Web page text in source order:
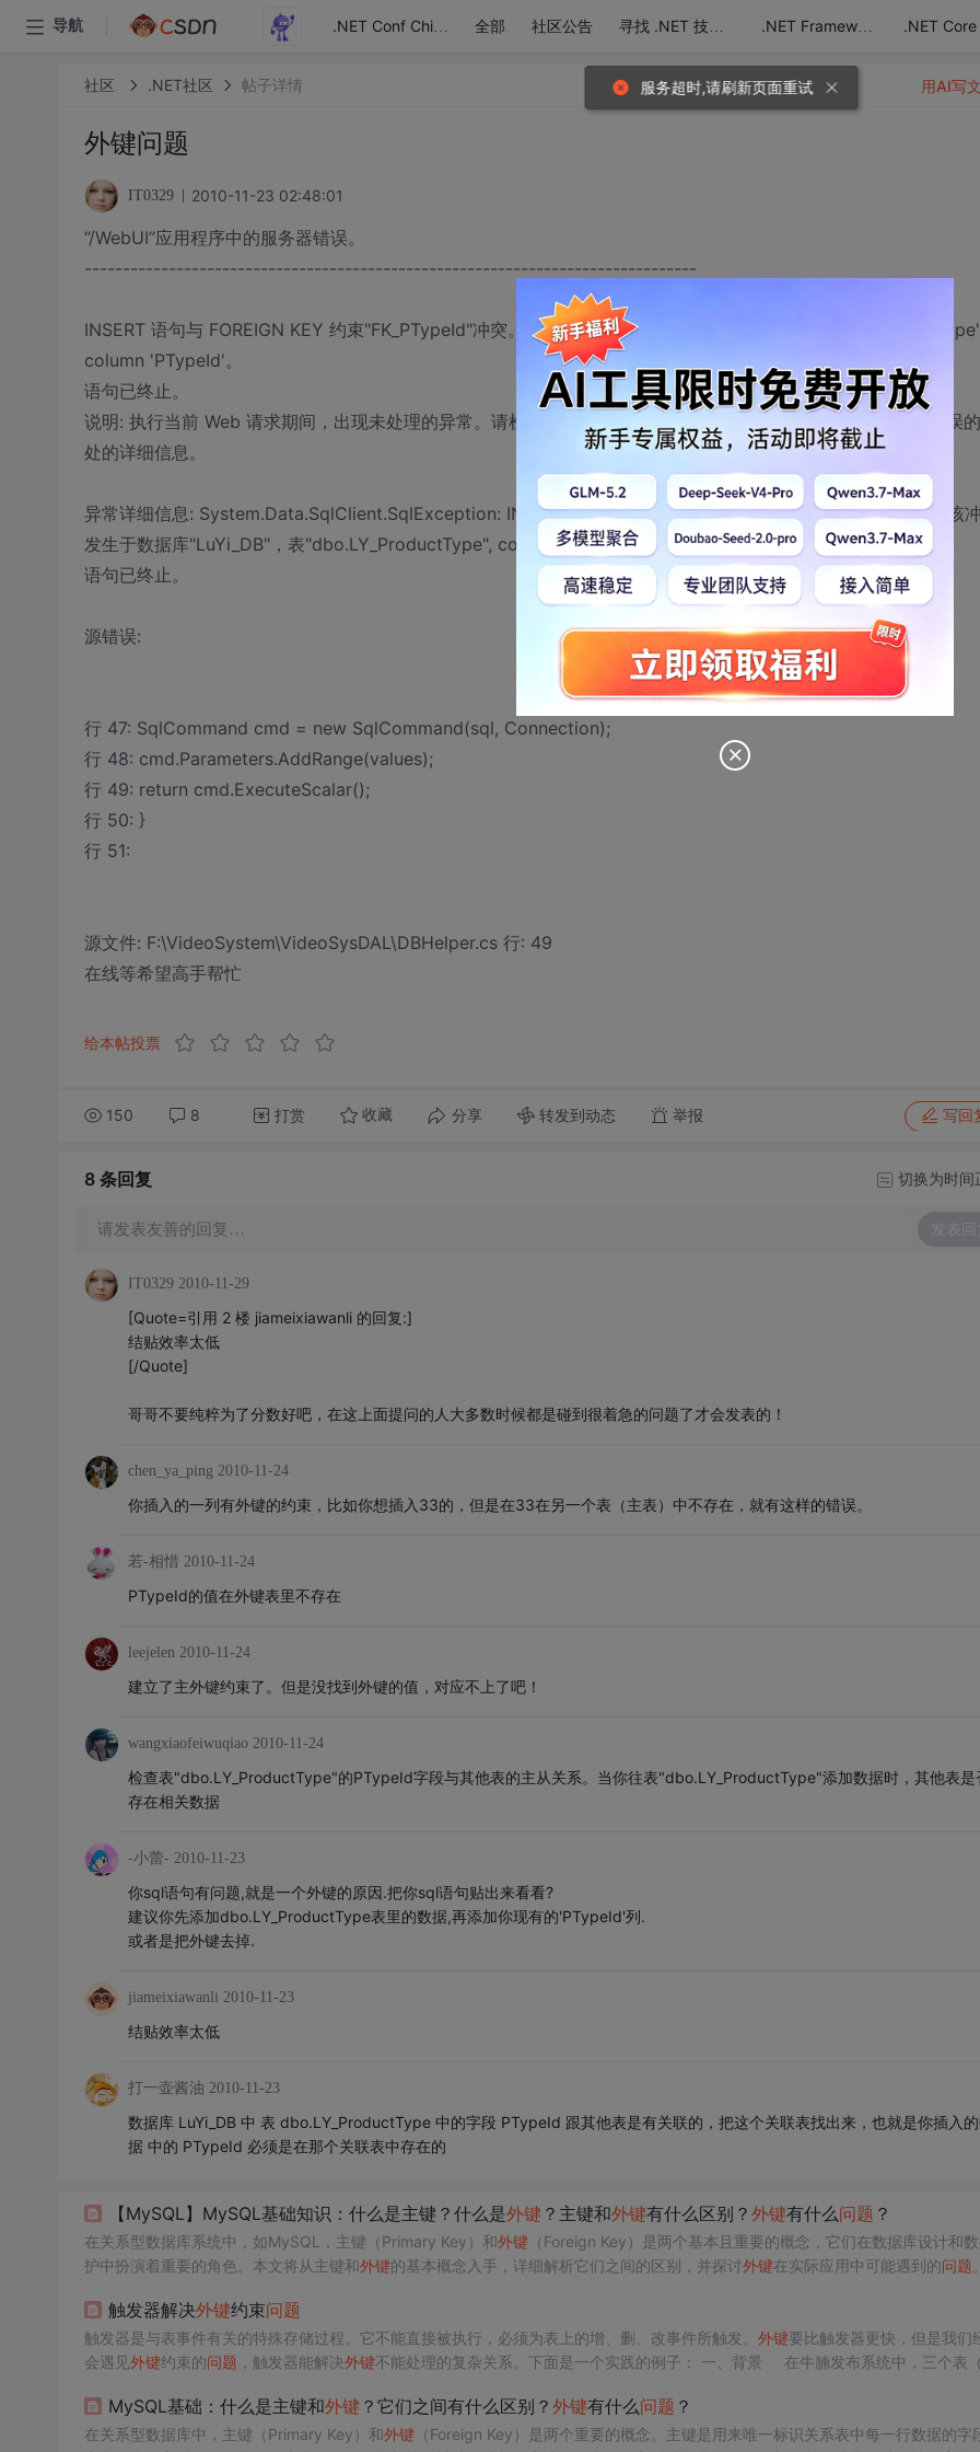
导航 .NET Conf China 全部 社区公告 寻找 .NET 技术达人 .NET Framework .NET Core
社区 .NET社区 帖子详情
外键问题
IT0329 2010-11-23 02:48:01
“/WebUI”应用程序中的服务器错误。
--------------------------------------------------------------------------------
INSERT 语句与 FOREIGN KEY 约束"FK_PTypeId"冲突。该冲突发生于数据库"LuYi_DB"，表
column 'PTypeId'。
语句已终止。
说明: 执行当前 Web 请求期间，出现未处理的异常。请检查堆栈跟踪信息，以了解有关该错误以及代码中导致错误
处的详细信息。
异常详细信息: System.Data.SqlClient.SqlException: INSERT 语句与 FOREIGN KEY 约束"FK_PTypeId"冲突。该
发生于数据库"LuYi_DB"，表"dbo.LY_ProductType", column 'PTypeId'。
语句已终止。
源错误:
行 47: SqlCommand cmd = new SqlCommand(sql, Connection);
行 48: cmd.Parameters.AddRange(values);
行 49: return cmd.ExecuteScalar();
行 50: }
行 51:
源文件: F:\VideoSystem\VideoSysDAL\DBHelper.cs 行: 49
在线等希望高手帮忙
给本帖投票
150 8 打赏 收藏 分享 转发到动态 举报 写回
用AI写
8 条回复 切换为时间
请发表友善的回复… 发表回
IT0329 2010-11-29
[Quote=引用 2 楼 jiameixiawanli 的回复:]
结贴效率太低
[/Quote]
哥哥不要纯粹为了分数好吧，在这上面提问的人大多数时候都是碰到很着急的问题了才会发表的！
chen_ya_ping 2010-11-24
你插入的一列有外键的约束，比如你想插入33的，但是在33在另一个表（主表）中不存在，就有这样的错误。
若-相惜 2010-11-24
PTypeId的值在外键表里不存在
leejelen 2010-11-24
建立了主外键约束了。但是没找到外键的值，对应不上了吧！
wangxiaofeiwuqiao 2010-11-24
检查表"dbo.LY_ProductType"的PTypeId字段与其他表的主从关系。当你往表"dbo.LY_ProductType"添加数据时，其他表是
存在相关数据
-小蕾- 2010-11-23
你sql语句有问题,就是一个外键的原因.把你sql语句贴出来看看?
建议你先添加dbo.LY_ProductType表里的数据,再添加你现有的'PTypeId'列.
或者是把外键去掉.
jiameixiawanli 2010-11-23
结贴效率太低
打一壶酱油 2010-11-23
数据库 LuYi_DB 中 表 dbo.LY_ProductType 中的字段 PTypeId 跟其他表是有关联的，把这个关联表找出来，也就是你插入
据 中的 PTypeId 必须是在那个关联表中存在的
【MySQL】MySQL基础知识：什么是主键？什么是外键 ？主键和外键有什么区别？ 外键有什么问题 ？
在关系型数据库系统中，如MySQL，主键（Primary Key）和外键（Foreign Key）是两个基本且重要的概念，它们在数据库设计和
护中扮演着重要的角色。本文将从主键和外键的基本概念入手，详细解析它们之间的区别，并探讨外键在实际应用中可能遇到的问题
触发器解决外键约束问题
触发器是与表事件有关的特殊存储过程。它不能直接被执行，必须为表上的增、删、改事件所触发。 外键要比触发器更快，但是我们
会遇见外键约束的问题 ，触发器能解决外键不能处理的复杂关系。下面是一个实践的例子： 一、背景 在牛腩发布系统中，三个表
如下：MySQL基础：什么是主键和外键 ？它们之间有什么区别？ 外键有什么问题 ？
在关系型数据库中，主键（Primary Key）和外键（Foreign Key）是两个重要的概念。主键是用来唯一标识关系表中每一行数据的字
服务超时,请刷新页面重试